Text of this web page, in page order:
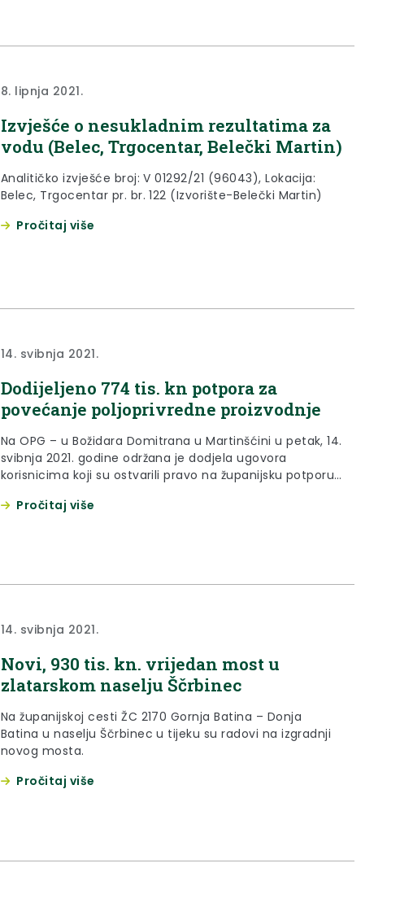
8. lipnja 2021.
Izvješće o nesukladnim rezultatima za
vodu (Belec, Trgocentar, Belečki Martin)
Analitičko izvješće broj: V 01292/21 (96043), Lokacija:
Belec, Trgocentar pr. br. 122 (Izvorište-Belečki Martin)
Pročitaj više
14. svibnja 2021.
Dodijeljeno 774 tis. kn potpora za
povećanje poljoprivredne proizvodnje
Na OPG – u Božidara Domitrana u Martinšćini u petak, 14.
svibnja 2021. godine održana je dodjela ugovora
korisnicima koji su ostvarili pravo na županijsku potporu
Pročitaj više
14. svibnja 2021.
Novi, 930 tis. kn. vrijedan most u
zlatarskom naselju Ščrbinec
Na županijskoj cesti ŽC 2170 Gornja Batina – Donja
Batina u naselju Ščrbinec u tijeku su radovi na izgradnji
novog mosta.
Pročitaj više